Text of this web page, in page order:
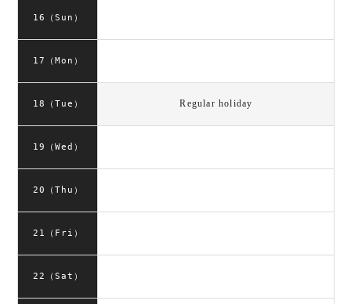
16（Sun）
17（Mon）
18（Tue） Regular holiday
19（Wed）
20（Thu）
21（Fri）
22（Sat）